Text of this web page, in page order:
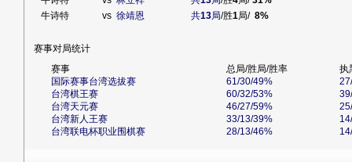
牛诗特
vs 徐靖恩 共13局/胜1局/8%
赛事对局统计
赛事
总局/胜局/胜率
执
国际赛事台湾选拔赛
61/30/49%
台湾棋王赛
60/32/53%
台湾天元赛
46/27/59%
台湾新人王赛
33/13/39%
台湾联电杯职业围棋赛
28/13/46%